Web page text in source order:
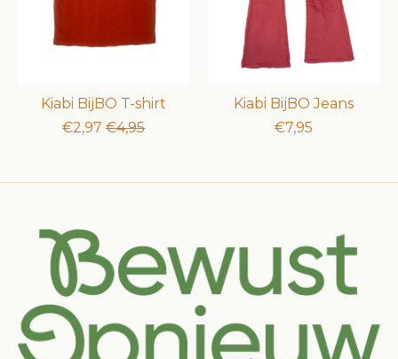
Kiabi BijBO T-shirt
€2,97 €4,95
Kiabi BijBO Jeans
€7,95